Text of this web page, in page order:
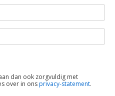
dan ook zorgvuldig met
over in onsprivacy-statement.